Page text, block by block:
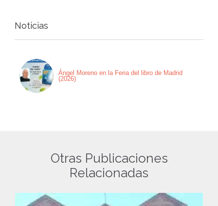
Noticias
Ángel Moreno en la Feria del libro de Madrid
(2026)
Otras Publicaciones
Relacionadas